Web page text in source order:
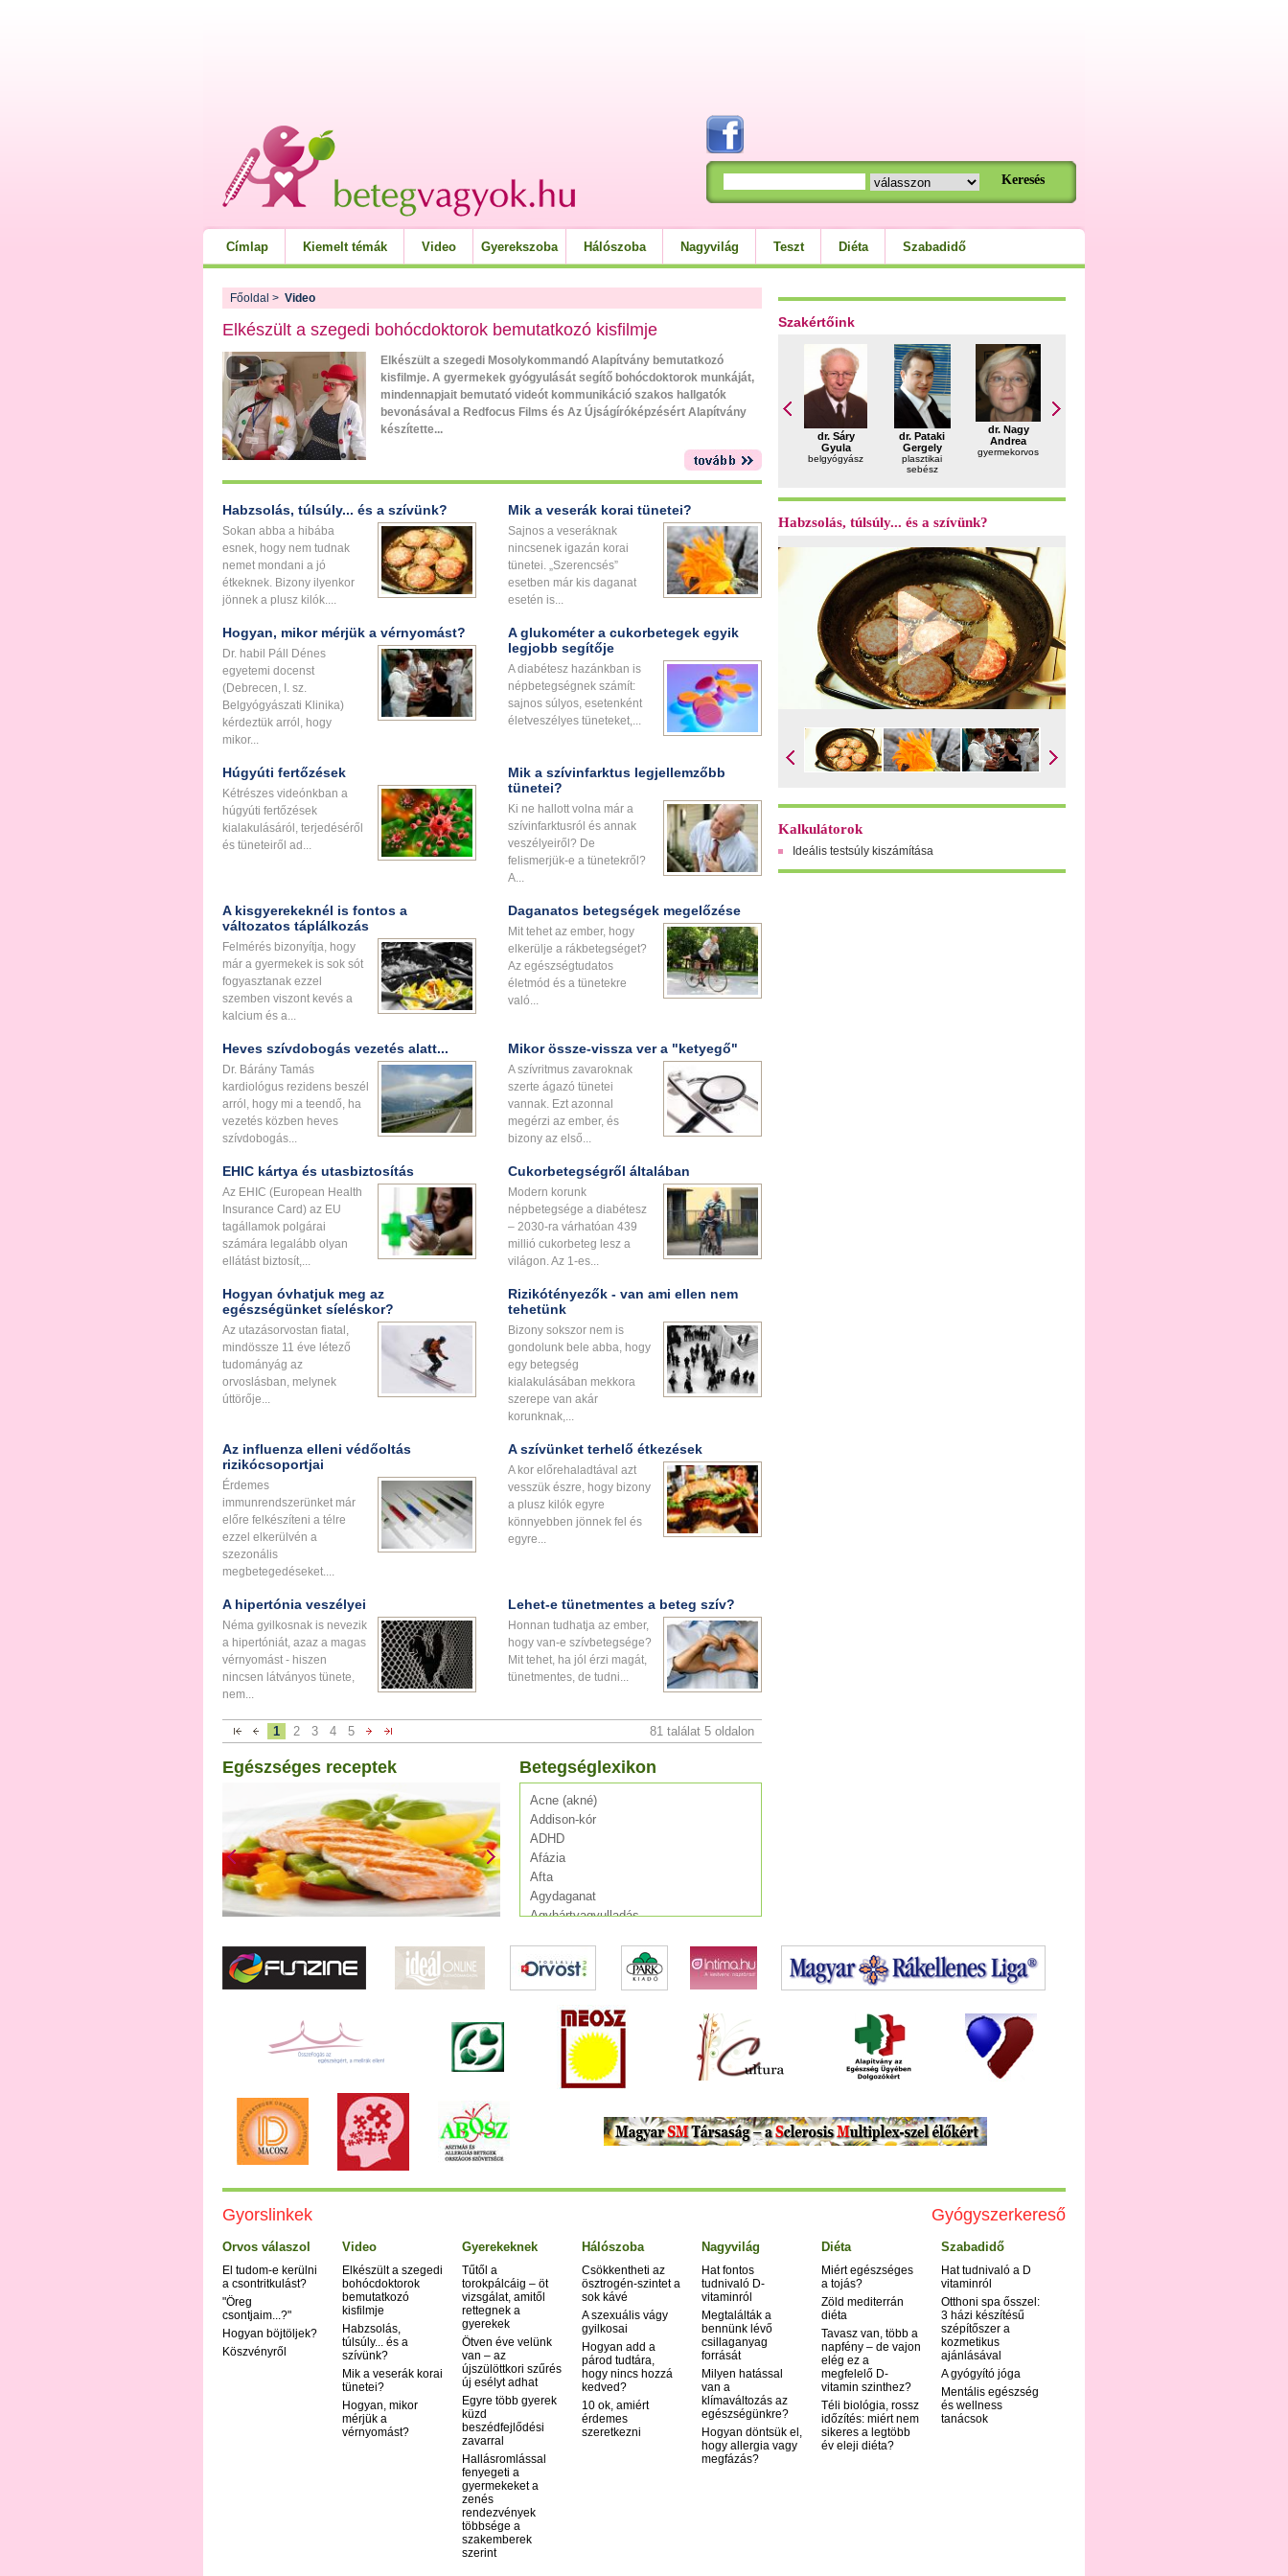
Címlap Kiemelt témák Video Gyerekszoba Hálószoba Nagyvilág Teszt Diéta Szabadidő
Főoldal > Video
Elkészült a szegedi bohócdoktorok bemutatkozó kisfilmje
Elkészült a szegedi Mosolykommandó Alapítvány bemutatkozó
kisfilmje. A gyermekek gyógyulását segítő bohócdoktorok munkáját,
mindennapjait bemutató videót kommunikáció szakos hallgatók
bevonásával a Redfocus Films és Az Újságíróképzésért Alapítvány
készítette...
Habzsolás, túlsúly... és a szívünk?
Sokan abba a hibába
esnek, hogy nem tudnak
nemet mondani a jó
étkeknek. Bizony ilyenkor
jönnek a plusz kilók....
Mik a veserák korai tünetei?
Sajnos a veseráknak
nincsenek igazán korai
tünetei. „Szerencsés”
esetben már kis daganat
esetén is...
Hogyan, mikor mérjük a vérnyomást?
Dr. habil Páll Dénes
egyetemi docenst
(Debrecen, I. sz.
Belgyógyászati Klinika)
kérdeztük arról, hogy
mikor...
A glukométer a cukorbetegek egyik
legjobb segítője
A diabétesz hazánkban is
népbetegségnek számít:
sajnos súlyos, esetenként
életveszélyes tüneteket,...
Húgyúti fertőzések
Kétrészes videónkban a
húgyúti fertőzések
kialakulásáról, terjedéséről
és tüneteiről ad...
Mik a szívinfarktus legjellemzőbb
tünetei?
Ki ne hallott volna már a
szívinfarktusról és annak
veszélyeiről? De
felismerjük-e a tünetekről?
A...
A kisgyerekeknél is fontos a
változatos táplálkozás
Felmérés bizonyítja, hogy
már a gyermekek is sok sót
fogyasztanak ezzel
szemben viszont kevés a
kalcium és a...
Daganatos betegségek megelőzése
Mit tehet az ember, hogy
elkerülje a rákbetegséget?
Az egészségtudatos
életmód és a tünetekre
való...
Heves szívdobogás vezetés alatt...
Dr. Bárány Tamás
kardiológus rezidens beszél
arról, hogy mi a teendő, ha
vezetés közben heves
szívdobogás...
Mikor össze-vissza ver a "ketyegő"
A szívritmus zavaroknak
szerte ágazó tünetei
vannak. Ezt azonnal
megérzi az ember, és
bizony az első...
EHIC kártya és utasbiztosítás
Az EHIC (European Health
Insurance Card) az EU
tagállamok polgárai
számára legalább olyan
ellátást biztosít,...
Cukorbetegségről általában
Modern korunk
népbetegsége a diabétesz
– 2030-ra várhatóan 439
millió cukorbeteg lesz a
világon. Az 1-es...
Hogyan óvhatjuk meg az
egészségünket síeléskor?
Az utazásorvostan fiatal,
mindössze 11 éve létező
tudományág az
orvoslásban, melynek
úttörője...
Rizikótényezők - van ami ellen nem
tehetünk
Bizony sokszor nem is
gondolunk bele abba, hogy
egy betegség
kialakulásában mekkora
szerepe van akár
korunknak,...
Az influenza elleni védőoltás
rizikócsoportjai
Érdemes
immunrendszerünket már
előre felkészíteni a télre
ezzel elkerülvén a
szezonális
megbetegedéseket....
A szívünket terhelő étkezések
A kor előrehaladtával azt
vesszük észre, hogy bizony
a plusz kilók egyre
könnyebben jönnek fel és
egyre...
A hipertónia veszélyei
Néma gyilkosnak is nevezik
a hipertóniát, azaz a magas
vérnyomást - hiszen
nincsen látványos tünete,
nem...
Lehet-e tünetmentes a beteg szív?
Honnan tudhatja az ember,
hogy van-e szívbetegsége?
Mit tehet, ha jól érzi magát,
tünetmentes, de tudni...
1 2 3 4 5 81 találat 5 oldalon
Egészséges receptek Betegséglexikon
Acne (akné)
Addison-kór
ADHD
Afázia
Afta
Agydaganat
Agyhártyagyulladás
Agyvelőgyulladás
Agyvérzés (stroke)
Alkoholizmus
Allergia
Álmatlanság
Alzheimer-kór
Atópiás dermatitisz
Bárányhimlő (varicella)
Bipoláris zavar
Bölcsőhalál
Bőrrák
Botulizmus
Bulimia
Crohn - betegség
Csalánkiütés
Cukorbetegség
Cushing-kór
Demencia
Disgrafia
Diszfágia
Szakértőink
dr. Sáry
Gyula
belgyógyász
dr. Pataki
Gergely
plasztikai
sebész
dr. Nagy
Andrea
gyermekorvos
Habzsolás, túlsúly... és a szívünk?
Kalkulátorok
Ideális testsúly kiszámítása
Gyógyszerkereső
Gyorslinkek
Orvos válaszol
El tudom-e kerülni
a csontritkulást?
"Öreg
csontjaim...?"
Hogyan böjtöljek?
Köszvényről
Video
Elkészült a szegedi
bohócdoktorok
bemutatkozó
kisfilmje
Habzsolás,
túlsúly... és a
szívünk?
Mik a veserák korai
tünetei?
Hogyan, mikor
mérjük a
vérnyomást?
Gyerekeknek
Tűtől a
torokpálcáig – öt
vizsgálat, amitől
rettegnek a
gyerekek
Ötven éve velünk
van – az
újszülöttkori szűrés
új esélyt adhat
Egyre több gyerek
küzd
beszédfejlődési
zavarral
Hallásromlással
fenyegeti a
gyermekeket a
zenés
rendezvények
többsége a
szakemberek
szerint
Hálószoba
Csökkentheti az
ösztrogén-szintet a
sok kávé
A szexuális vágy
gyilkosai
Hogyan add a
párod tudtára,
hogy nincs hozzá
kedved?
10 ok, amiért
érdemes
szeretkezni
Nagyvilág
Hat fontos
tudnivaló D-
vitaminról
Megtalálták a
bennünk lévő
csillaganyag
forrását
Milyen hatással
van a
klímaváltozás az
egészségünkre?
Hogyan döntsük el,
hogy allergia vagy
megfázás?
Diéta
Miért egészséges
a tojás?
Zöld mediterrán
diéta
Tavasz van, több a
napfény – de vajon
elég ez a
megfelelő D-
vitamin szinthez?
Téli biológia, rossz
időzítés: miért nem
sikeres a legtöbb
év eleji diéta?
Szabadidő
Hat tudnivaló a D
vitaminról
Otthoni spa ősszel:
3 házi készítésű
szépítőszer a
kozmetikus
ajánlásával
A gyógyító jóga
Mentális egészség
és wellness
tanácsok